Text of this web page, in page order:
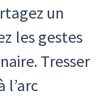
un
les gestes
Tresser
l’arc